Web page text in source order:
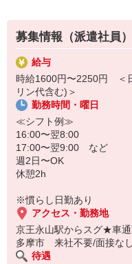
業手当を含む）
≪お仕事内容≫
・夜間巡回
・入居者さんの安否確認
・簡単な事務作業
・生活介助 など
★夜勤専従のいいところ★
・日中より静かで落ち着いて
・人間関係が少ない
・夜勤手当がつく
「夜勤でガッツリ稼ぎたい
にオススメな求人です♪
※慣らし日勤あり
募集情報（派遣社員）
給与
時給1600円〜2250円 ＜
リン代含む)＞
勤務時間・曜日
≪シフト例≫
16:00〜翌8:00
17:00〜翌9:00 など
週2日〜OK
休憩2h
※慣らし日勤あり
アクセス・勤務地
京王永山駅からスグ★車
多摩市 来社不要/面接なし
待遇